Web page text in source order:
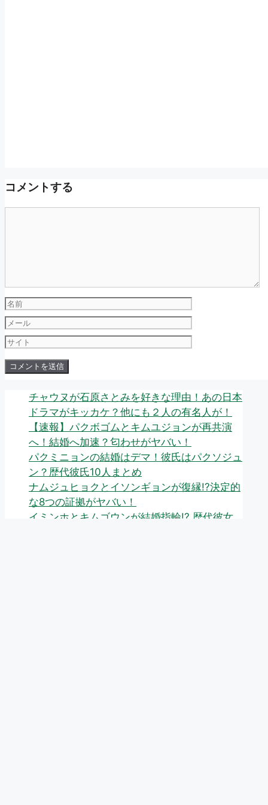
コメントする
名
前
メ
ー
ル
サ
ト
チャウヌが石原さとみを好きな理由！あの日本
ドラマがキッカケ？他にも２人の有名人が！
【速報】パクボゴムとキムユジョンが再共演
へ！結婚へ加速？匂わせがヤバい！
パクミニョンの結婚はデマ！彼氏はパクソジュ
ン？歴代彼氏10人まとめ
ナムジュヒョクとイソンギョンが復縁!?決定的
な8つの証拠がヤバい！
イミンホとキムゴウンが結婚指輪!? 歴代彼女